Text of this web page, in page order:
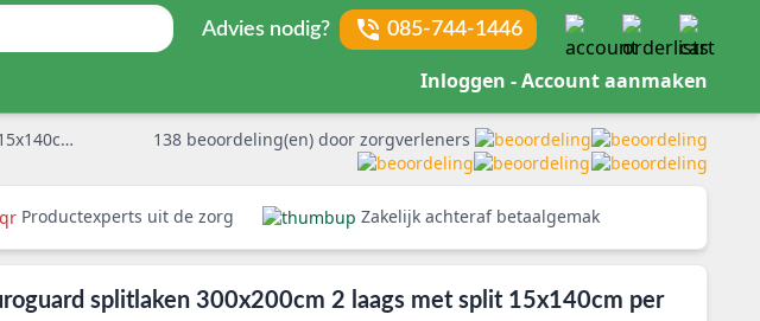
Advies nodig? 085-744-1446
Inloggen - Account aanmaken
10st. 138 beoordeling(en) door zorgverleners
Productexperts uit de zorg Zakelijk achteraf betaalgemak
splitlaken 300x200cm 2 laags met split 15x140cm per